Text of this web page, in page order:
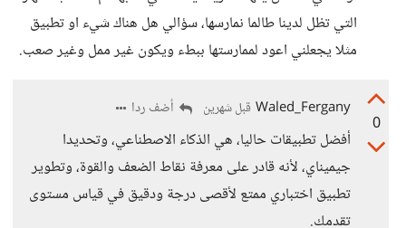
التي تظل لدينا طالما نمارسها، سؤالي هل هناك شيء او تطبيق
مثلا يجعلني اعود لممارستها ببطء ويكون غير ممل وغير صعب.
0
Waled_Fergany قبل شهرين أضف ردا
أفضل تطبيقات حاليا، هي الذكاء الاصطناعي، وتحديدا
جيميناي، لأنه قادر على معرفة نقاط الضعف والقوة، وتطوير
تطبيق اختباري ممتع لأقصى درجة ودقيق في قياس مستوى
تقدمك.